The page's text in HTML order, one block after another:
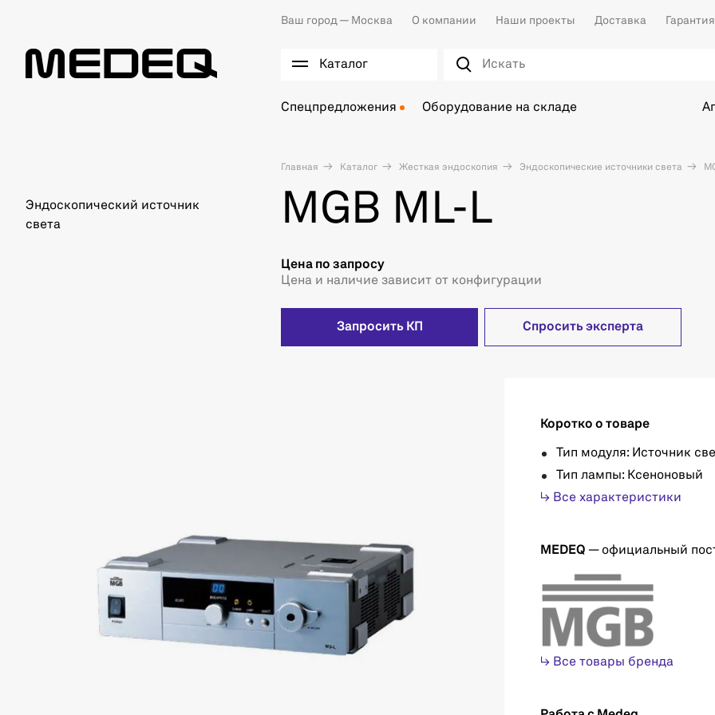
Ваш город — Москва О компании Наши проекты Доставка Гарантия
Каталог
Спецпредложения Оборудование на складе
Главная Каталог Жесткая эндоскопия Эндоскопические источники света
Эндоскопический источник
света
MGB ML-L
Цена по запросу
Цена и наличие зависит от конфигурации
Запросить КП Спросить эксперта
Коротко о товаре
Тип модуля: Источник
Тип лампы: Ксеноновый
↳ Все характеристики
MEDEQ — официальный
↳ Все товары бренда